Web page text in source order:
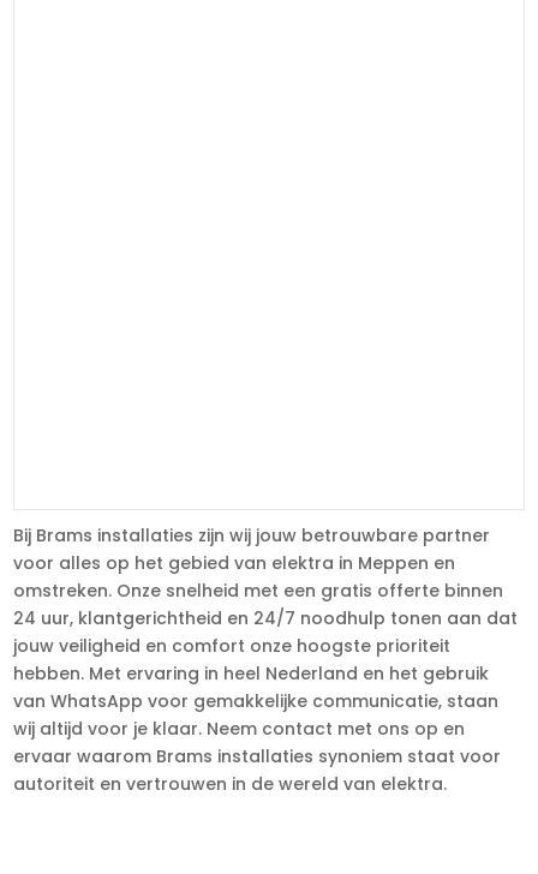
Bij Brams installaties zijn wij jouw betrouwbare partner
voor alles op het gebied van elektra in Meppen en
omstreken. Onze snelheid met een gratis offerte binnen
24 uur, klantgerichtheid en 24/7 noodhulp tonen aan dat
jouw veiligheid en comfort onze hoogste prioriteit
hebben. Met ervaring in heel Nederland en het gebruik
van WhatsApp voor gemakkelijke communicatie, staan
wij altijd voor je klaar. Neem contact met ons op en
ervaar waarom Brams installaties synoniem staat voor
autoriteit en vertrouwen in de wereld van elektra.